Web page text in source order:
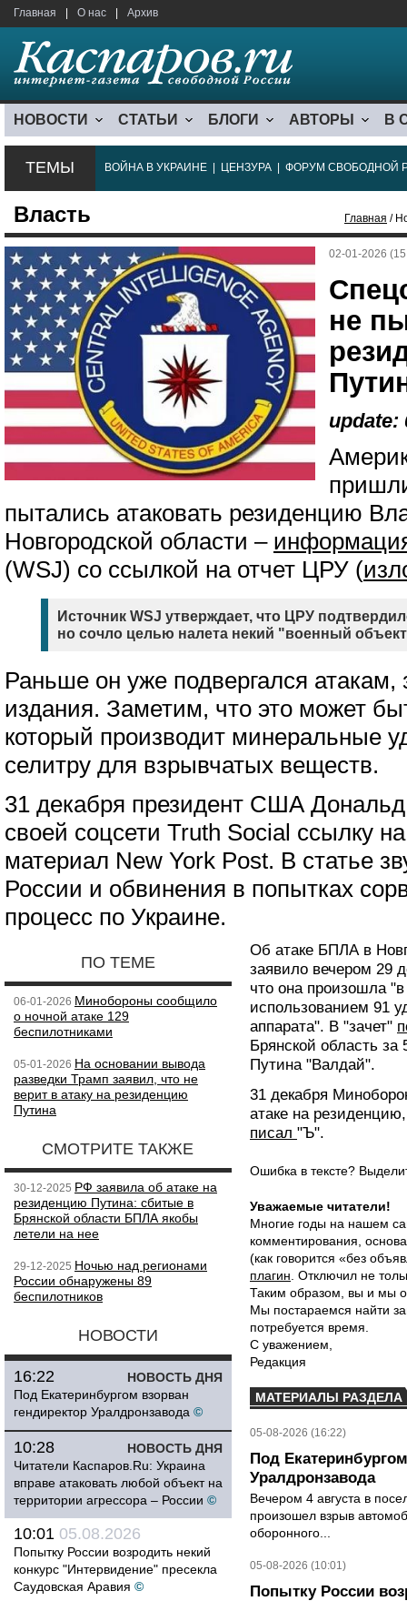
Главная О нас Архив
НОВОСТИ СТАТЬИ БЛОГИ АВТОРЫ В
ТЕМЫ ВОЙНА В УКРАИНЕ ЦЕНЗУРА ФОРУМ СВОБОДНОЙ
Власть Главная /
02-01-2026
не
update:
пытались атаковать резиденцию
Новгородской области –
(WSJ) со ссылкой на отчет ЦРУ (
Источник WSJ утверждает, что ЦРУ
но сочло целью налета некий "военный
Раньше он уже подвергался атакам,
издания. Заметим, что это может
который производит минеральные
селитру для взрывчатых веществ.
31 декабря президент США
своей соцсети Truth Social ссылку
материал New York Post. В статье
России и обвинения в попытках
процесс по Украине.
ПО ТЕМЕ
06-01-2026 Минобороны сообщило
о ночной атаке 129
беспилотниками
05-01-2026 На основании вывода
разведки Трамп заявил, что не
верит в атаку на резиденцию
Путина
СМОТРИТЕ ТАКЖЕ
30-12-2025 РФ заявила об атаке на
резиденцию Путина: сбитые в
Брянской области БПЛА якобы
летели на нее
29-12-2025 Ночью над регионами
России обнаружены 89
беспилотников
НОВОСТИ
НОВОСТЬ ДНЯ
16:22
Под Екатеринбургом взорван
гендиректор Уралдронзавода ©
НОВОСТЬ ДНЯ
10:28
Читатели Каспаров.Ru: Украина
вправе атаковать любой объект на
территории агрессора – России ©
10:01 05.08.2026
Попытку России возродить некий
конкурс "Интервидение" пресекла
Саудовская Аравия ©
Об атаке БПЛА в
заявило вечером 29
что она произошла
использованием 91
аппарата". В "зачет"
Брянской область за
Путина "Валдай".
31 декабря
атаке на
писал "Ъ".
Ошибка в тексте?
Уважаемые читатели!
Многие годы на нашем
комментирования,
(как говорится «без
плагин . Отключил не
Таким образом, вы и мы
Мы постараемся найти
потребуется время.
С уважением,
Редакция
МАТЕРИАЛЫ РАЗДЕЛА
05-08-2026 (16:22)
Под
Уралдронзавода
Вечером 4 августа в
произошел взрыв
оборонного...
05-08-2026 (10:01)
Попытку России